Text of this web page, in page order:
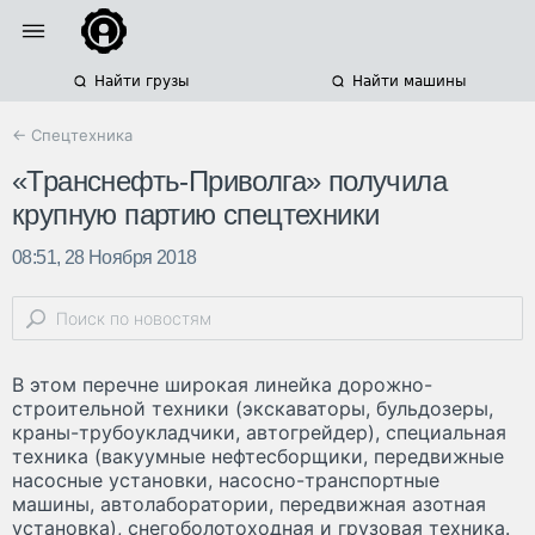
Найти грузы Найти машины
← Спецтехника
«Транснефть-Приволга» получила
крупную партию спецтехники
08:51, 28 Ноября 2018
В этом перечне широкая линейка дорожно-
строительной техники (экскаваторы, бульдозеры,
краны-трубоукладчики, автогрейдер), специальная
техника (вакуумные нефтесборщики, передвижные
насосные установки, насосно-транспортные
машины, автолаборатории, передвижная азотная
установка), снегоболотоходная и грузовая техника.